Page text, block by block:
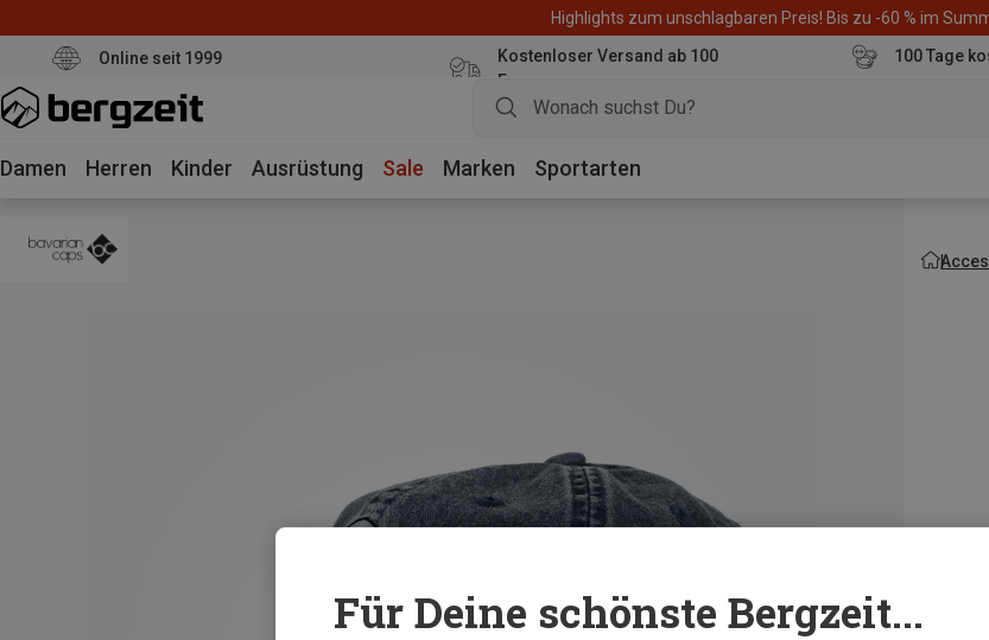
Highlights zum unschlagbaren Preis! Bis zu -60 % im
Online seit 1999
Kostenloser Versand ab 100
Euro
100 Tage
Damen Herren Kinder Ausrüstung Sale Marken Sportarten
Für Deine schönste Bergzeit...